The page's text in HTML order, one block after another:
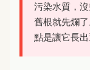
污染水質，
舊根就先爛
點是讓它長出